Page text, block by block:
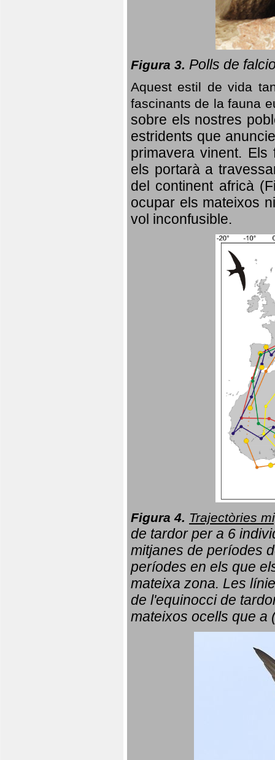
Figura 3. Polls de
Aquest estil de vida
fascinants de la fauna
sobre els nostres
estridents que
primavera vinent. Els
els portarà a
del continent africà
ocupar els mateixos
vol inconfusible.
Figura 4. Trajectòries
de tardor per a 6
mitjanes de períodes
períodes en els que
mateixa zona. Les
de l'equinocci de
mateixos ocells que a